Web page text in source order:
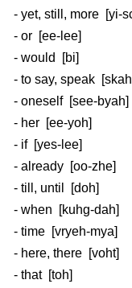
- yet, still, more [yi-
- or [ee-lee]
- would
[bi]
- to say, speak
- oneself [see-byah]
- her [ee-yoh]
- if [yes-lee]
- already [oo-zhe]
- till, until
[doh]
- when
[kuhg-dah]
- time [vryeh-mya]
- here, there [voht]
- that [toh]